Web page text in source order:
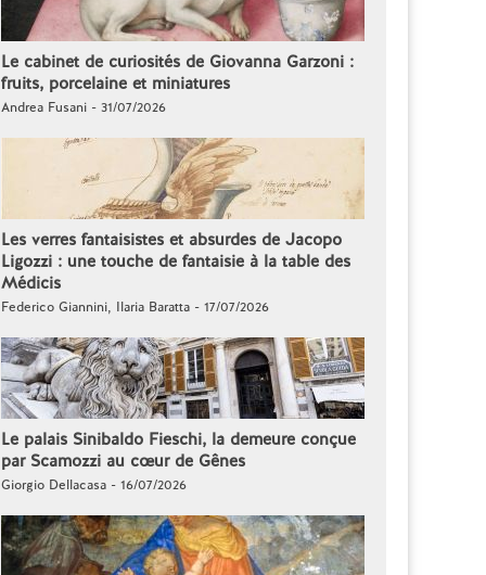
Le cabinet de curiosités de Giovanna Garzoni :
fruits, porcelaine et miniatures
Andrea Fusani - 31/07/2026
Les verres fantaisistes et absurdes de Jacopo
Ligozzi : une touche de fantaisie à la table des
Médicis
Federico Giannini, Ilaria Baratta - 17/07/2026
Le palais Sinibaldo Fieschi, la demeure conçue
par Scamozzi au cœur de Gênes
Giorgio Dellacasa - 16/07/2026